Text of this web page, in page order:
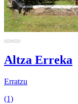
Altza Erreka
Erratzu
(1)